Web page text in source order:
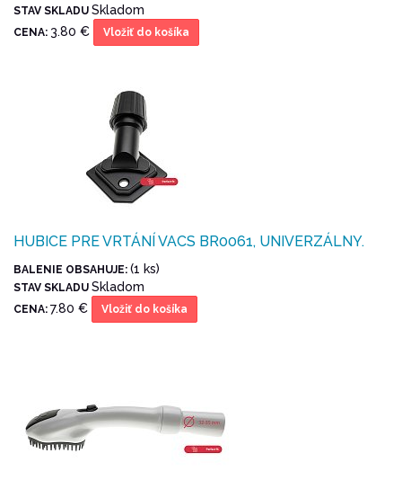
STAV SKLADU Skladom
CENA: 3.80 € Vložiť do košíka
HUBICE PRE VRTÁNÍ VACS BR0061, UNIVERZÁLNY.
BALENIE OBSAHUJE: (1 ks)
STAV SKLADU Skladom
CENA: 7.80 € Vložiť do košíka